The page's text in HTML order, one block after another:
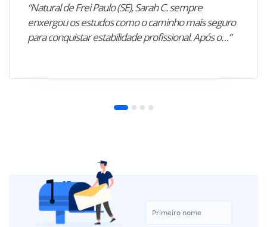
“Natural de Frei Paulo (SE), Sarah C. sempre
enxergou os estudos como o caminho mais seguro
para conquistar estabilidade profissional. Após o…”